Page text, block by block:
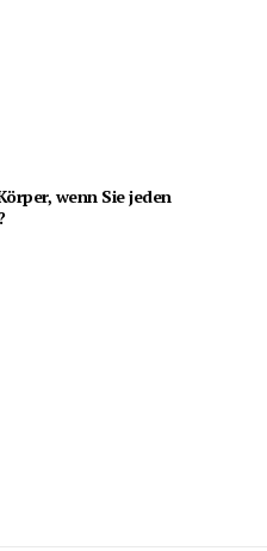
wenn Sie jeden